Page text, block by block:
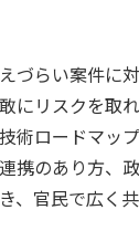
づらい案件に
にリスクを取
術ロードマッ
携のあり方、
、官民で広く